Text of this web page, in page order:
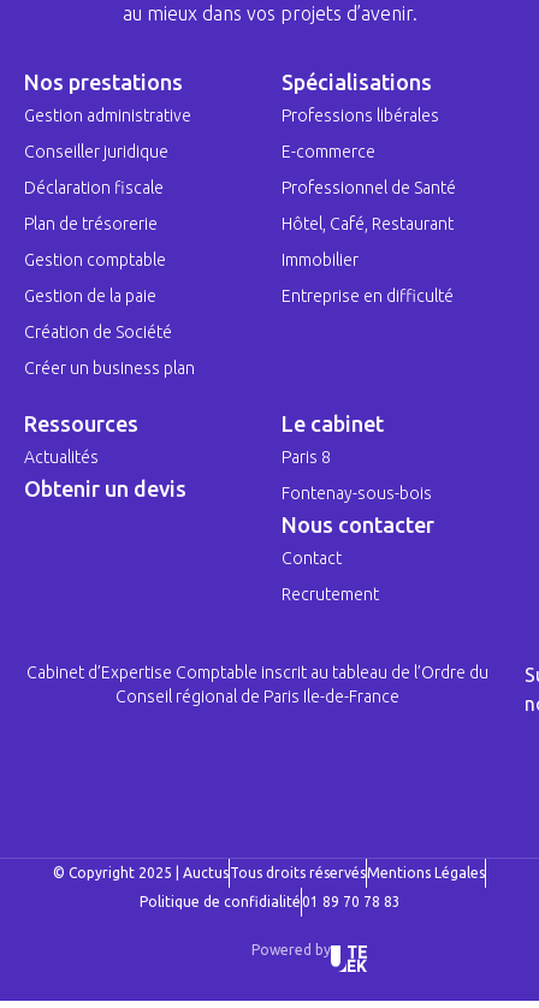
au mieux dans vos projets d’avenir.
Nos prestations
Gestion administrative
Conseiller juridique
Déclaration fiscale
Plan de trésorerie
Gestion comptable
Gestion de la paie
Création de Société
Créer un business plan
Spécialisations
Professions libérales
E-commerce
Professionnel de Santé
Hôtel, Café, Restaurant
Immobilier
Entreprise en difficulté
Ressources
Actualités
Obtenir un devis
Le cabinet
Paris 8
Fontenay-sous-bois
Nous contacter
Contact
Recrutement
Cabinet d’Expertise Comptable inscrit au tableau de l’Ordre du
Conseil régional de Paris Ile-de-France
© Copyright 2025 | AuctusTous droits réservésMentions Légales
Politique de confidialité01 89 70 78 83
Powered by